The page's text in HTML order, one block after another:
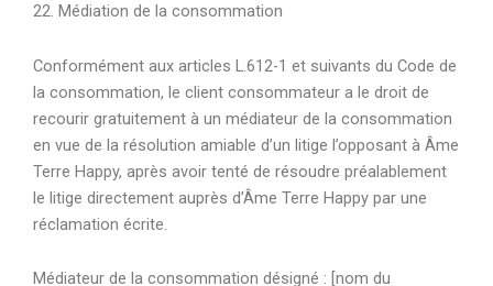
22. Médiation de la consommation
Conformément aux articles L.612-1 et suivants du Code de
la consommation, le client consommateur a le droit de
recourir gratuitement à un médiateur de la consommation
en vue de la résolution amiable d’un litige l’opposant à Âme
Terre Happy, après avoir tenté de résoudre préalablement
le litige directement auprès d’Âme Terre Happy par une
réclamation écrite.
Médiateur de la consommation désigné : [nom du